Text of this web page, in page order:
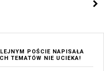
POŚCIE NAPISAŁA
TEMATÓW NIE UCIEKA!